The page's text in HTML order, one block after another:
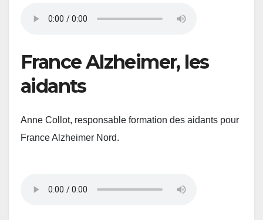
France Alzheimer, les
aidants
Anne Collot, responsable formation des aidants pour
France Alzheimer Nord.